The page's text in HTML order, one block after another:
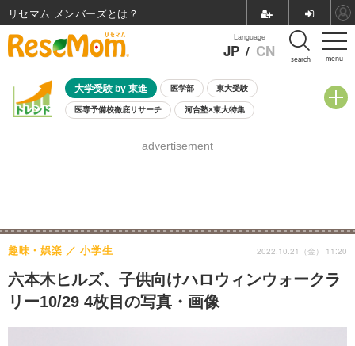
menu
Language
JP / CN search
大学受験 by 東進 医学部 東大受験
医専予備校徹底リサーチ 河合塾×東大特集
8月開催学校説明会・相談会
advertisement
六本木ヒルズ、子供向けハロウィンウォークラ
リー10/29 4枚目の写真・画像
趣味・娯楽 小学生 2022.10.21（金） 11:20
リセマム メンバーズ